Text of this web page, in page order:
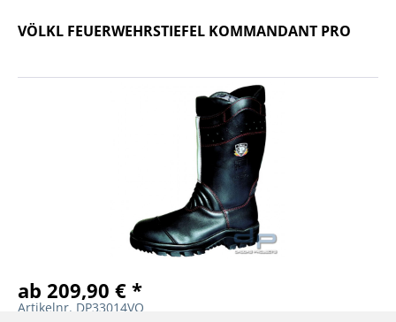
VÖLKL FEUERWEHRSTIEFEL KOMMANDANT PRO
ab 209,90 € *
Artikelnr. DP33014VO